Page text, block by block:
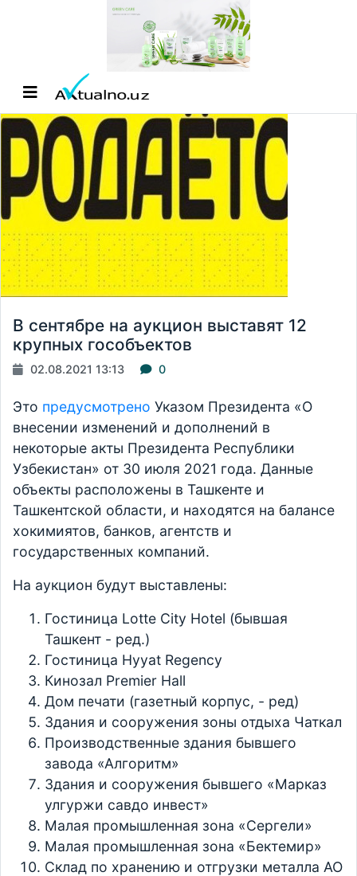
В сентябре на аукцион выставят 12
крупных гособъектов
02.08.2021 13:13 0
Это предусмотрено Указом Президента «О
внесении изменений и дополнений в
некоторые акты Президента Республики
Узбекистан» от 30 июля 2021 года. Данные
объекты расположены в Ташкенте и
Ташкентской области, и находятся на балансе
хокимиятов, банков, агентств и
государственных компаний.
На аукцион будут выставлены:
Гостиница Lotte City Hotel (бывшая
Ташкент - ред.)
Гостиница Hyyat Regency
Кинозал Premier Hall
Дом печати (газетный корпус, - ред)
Здания и сооружения зоны отдыха Чаткал
Производственные здания бывшего
завода «Алгоритм»
Здания и сооружения бывшего «Марказ
улгуржи савдо инвест»
Малая промышленная зона «Сергели»
Малая промышленная зона «Бектемир»
Склад по хранению и отгрузки металла АО